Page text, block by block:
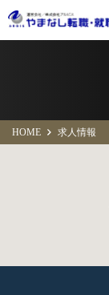
HOME 求人情報